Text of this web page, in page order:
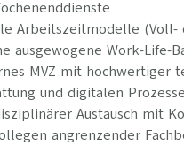
Arbeitszeitmodelle (Voll-
ausgewogene Work-Life-
MVZ mit hochwertiger
und digitalen
Austausch mit
angrenzender